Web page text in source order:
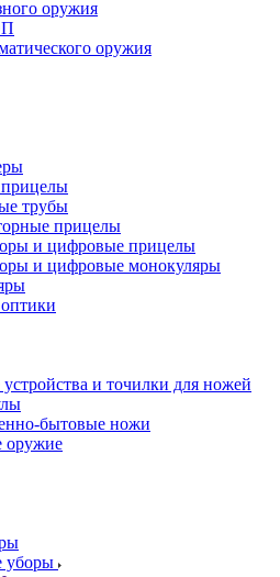
оружия
оружия
трубы
прицелы
и цифровые прицелы
и цифровые монокуляры
и точилки для ножей
бытовые ножи
оружие
уборы